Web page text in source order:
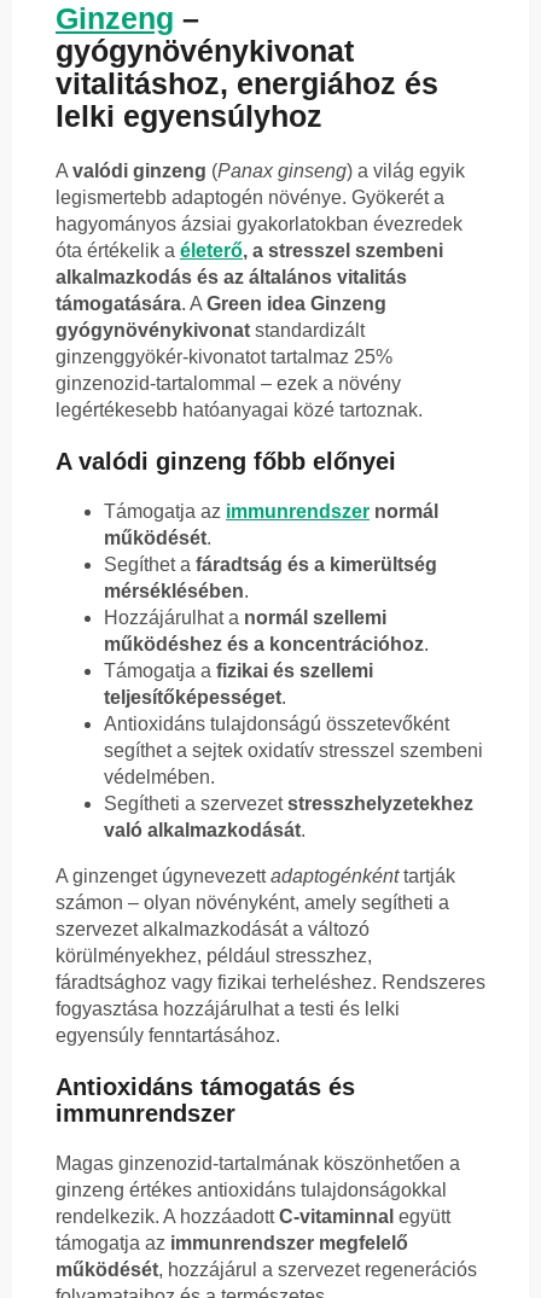
Ginzeng –
gyógynövénykivonat
vitalitáshoz, energiához és
lelki egyensúlyhoz
A valódi ginzeng (Panax ginseng) a világ egyik
legismertebb adaptogén növénye. Gyökerét a
hagyományos ázsiai gyakorlatokban évezredek
óta értékelik a életerő, a stresszel szembeni
alkalmazkodás és az általános vitalitás
támogatására. A Green idea Ginzeng
gyógynövénykivonat standardizált
ginzenggyökér-kivonatot tartalmaz 25%
ginzenozid-tartalommal – ezek a növény
legértékesebb hatóanyagai közé tartoznak.
A valódi ginzeng főbb előnyei
Támogatja az immunrendszer normál
működését.
Segíthet a fáradtság és a kimerültség
mérséklésében.
Hozzájárulhat a normál szellemi
működéshez és a koncentrációhoz.
Támogatja a fizikai és szellemi
teljesítőképességet.
Antioxidáns tulajdonságú összetevőként
segíthet a sejtek oxidatív stresszel szembeni
védelmében.
Segítheti a szervezetstresszhelyzetekhez
való alkalmazkodását.
A ginzenget úgynevezettadaptogénkénttartják
számon – olyan növényként, amely segítheti a
szervezet alkalmazkodását a változó
körülményekhez, például stresszhez,
fáradtsághoz vagy fizikai terheléshez. Rendszeres
fogyasztása hozzájárulhat a testi és lelki
egyensúly fenntartásához.
Antioxidáns támogatás és
immunrendszer
Magas ginzenozid-tartalmának köszönhetően a
ginzeng értékes antioxidáns tulajdonságokkal
rendelkezik. A hozzáadottC-vitaminnal együtt
támogatja az immunrendszer megfelelő
működését, hozzájárul a szervezet regenerációs